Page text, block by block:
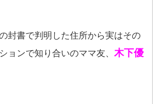
封書で判明した住所から実はその
ョンで知り合いのママ友、 木下優